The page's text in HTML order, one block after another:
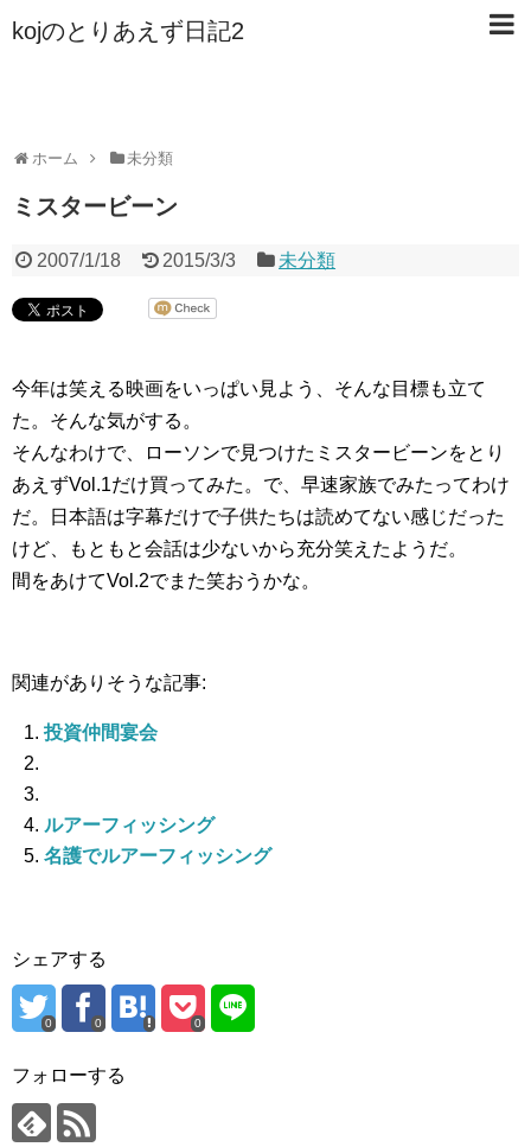
kojのとりあえず日記2
ホーム 未分類
ミスタービーン
2007/1/18 2015/3/3 未分類
今年は笑える映画をいっぱい見よう、そんな目標も立て
た。そんな気がする。
そんなわけで、ローソンで見つけたミスタービーンをとり
あえずVol.1だけ買ってみた。で、早速家族でみたってわけ
だ。日本語は字幕だけで子供たちは読めてない感じだった
けど、もともと会話は少ないから充分笑えたようだ。
間をあけてVol.2でまた笑おうかな。
関連がありそうな記事:
投資仲間宴会
ルアーフィッシング
名護でルアーフィッシング
シェアする
0 0 0
フォローする